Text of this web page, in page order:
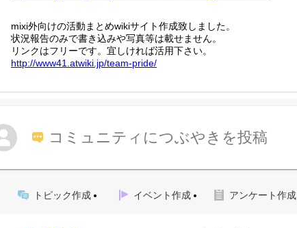
mixi外向けの活動まとめwikiサイト作成致しました。
状況報告のみで書き込みや写真等は載せません。
リンクはフリーです。宜しければ活用下さい。
http://www41.atwiki.jp/team-pride/
コミュニティにつぶやきを投稿
トピック作成 イベント作成 アンケート作成